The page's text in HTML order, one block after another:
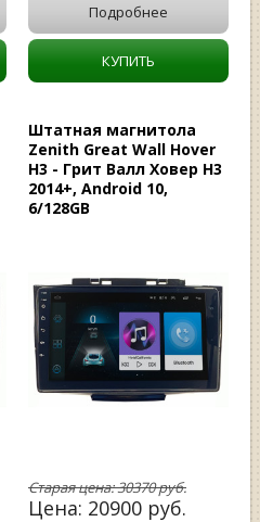
Подробнее
КУПИТЬ
Штатная магнитола
Zenith Great Wall Hover
H3 - Грит Валл Ховер Н3
2014+, Android 10,
6/128GB
Старая цена:30370руб.
Цена: 20900 руб.